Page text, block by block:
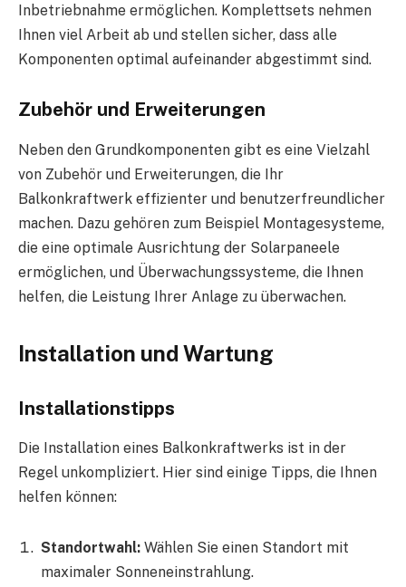
Inbetriebnahme ermöglichen. Komplettsets nehmen
Ihnen viel Arbeit ab und stellen sicher, dass alle
Komponenten optimal aufeinander abgestimmt sind.
Zubehör und Erweiterungen
Neben den Grundkomponenten gibt es eine Vielzahl
von Zubehör und Erweiterungen, die Ihr
Balkonkraftwerk effizienter und benutzerfreundlicher
machen. Dazu gehören zum Beispiel Montagesysteme,
die eine optimale Ausrichtung der Solarpaneele
ermöglichen, und Überwachungssysteme, die Ihnen
helfen, die Leistung Ihrer Anlage zu überwachen.
Installation und Wartung
Installationstipps
Die Installation eines Balkonkraftwerks ist in der
Regel unkompliziert. Hier sind einige Tipps, die Ihnen
helfen können:
Standortwahl: Wählen Sie einen Standort mit
maximaler Sonneneinstrahlung.